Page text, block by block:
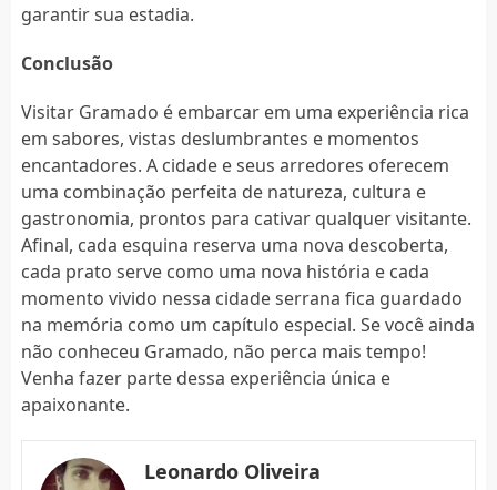
garantir sua estadia.
Conclusão
Visitar Gramado é embarcar em uma experiência rica
em sabores, vistas deslumbrantes e momentos
encantadores. A cidade e seus arredores oferecem
uma combinação perfeita de natureza, cultura e
gastronomia, prontos para cativar qualquer visitante.
Afinal, cada esquina reserva uma nova descoberta,
cada prato serve como uma nova história e cada
momento vivido nessa cidade serrana fica guardado
na memória como um capítulo especial. Se você ainda
não conheceu Gramado, não perca mais tempo!
Venha fazer parte dessa experiência única e
apaixonante.
Leonardo Oliveira